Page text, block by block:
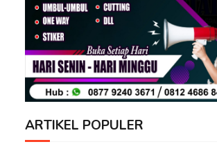
ARTIKEL POPULER